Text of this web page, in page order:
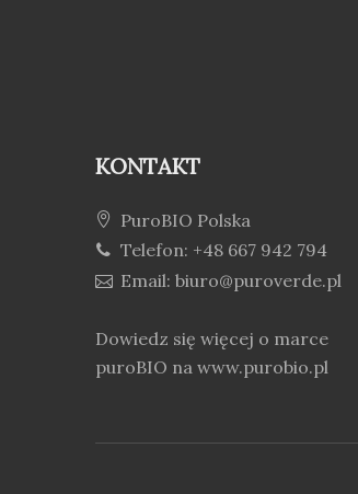
KONTAKT
PuroBIO Polska
Telefon: +48 667 942 794
Email: biuro@puroverde.pl
Dowiedz się więcej o marce
puroBIO na www.purobio.pl